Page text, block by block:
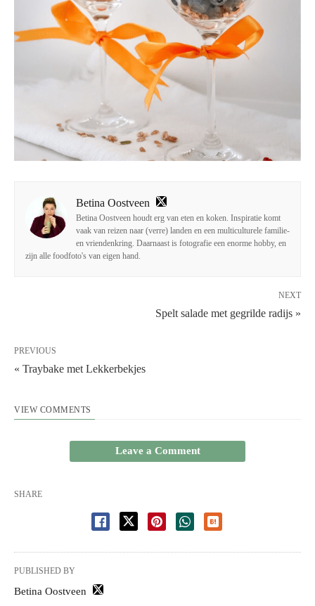
Betina Oostveen
Betina Oostveen houdt erg van eten en koken. Inspiratie komt
vaak van reizen naar (verre) landen en een multiculturele familie-
en vriendenkring. Daarnaast is fotografie een enorme hobby, en
zijn alle foodfoto's van eigen hand.
NEXT
Spelt salade met gegrilde radijs »
PREVIOUS
« Traybake met Lekkerbekjes
VIEW COMMENTS
Leave a Comment
SHARE
PUBLISHED BY
Betina Oostveen